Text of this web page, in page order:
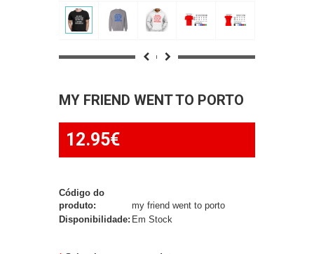
MY FRIEND WENT TO PORTO
12.95€
Código do
produto:
my friend went to porto
Disponibilidade:Em Stock